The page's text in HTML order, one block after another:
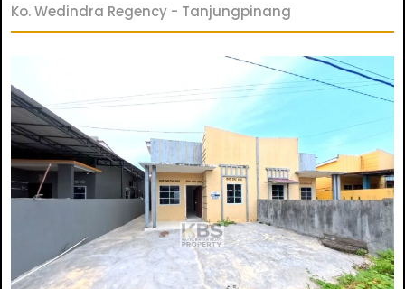
Ko. Wedindra Regency - Tanjungpinang